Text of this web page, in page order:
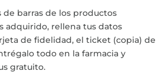
de barras de los productos
adquirido, rellena tus datos
de fidelidad, el ticket (copia) de
todo en la farmacia y
gratuito.